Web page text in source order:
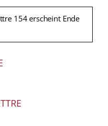
154 erscheint Ende